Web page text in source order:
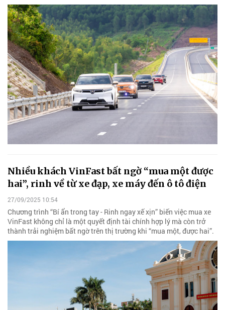
Nhiều khách VinFast bất ngờ “mua một được
hai”, rinh về từ xe đạp, xe máy đến ô tô điện
27/09/2025 10:54
Chương trình “Bí ẩn trong tay - Rinh ngay xế xịn” biến việc mua xe
VinFast không chỉ là một quyết định tài chính hợp lý mà còn trở
thành trải nghiệm bất ngờ trên thị trường khi “mua một, được hai”.